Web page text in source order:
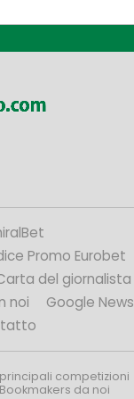
Promo Eurobet
del giornalista
noi
Google News
competizioni
da noi